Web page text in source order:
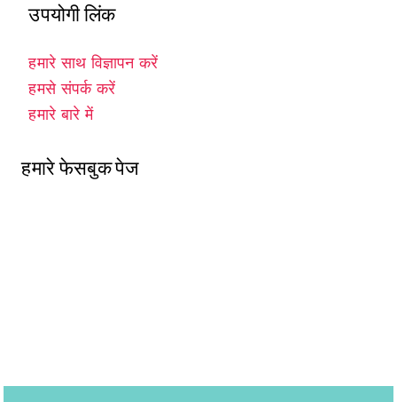
उपयोगी लिंक
हमारे साथ विज्ञापन करें
हमसे संपर्क करें
हमारे बारे में
हमारे फेसबुक पेज